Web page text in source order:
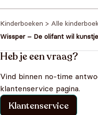
Kinderboeken > Alle
Wissper – De olifant wil
Heb je een vraag?
Vind binnen no-time
klantenservice pagina.
Klantenservice